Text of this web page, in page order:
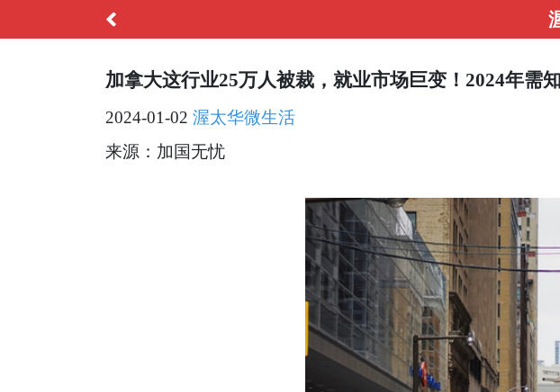
加拿大这行业25万人被裁，就业市场巨变！2024年需
2024-01-02 渥太华微生活
来源：加国无忧